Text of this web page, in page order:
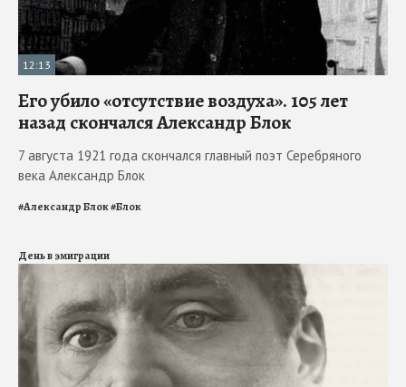
12:13
Его убило «отсутствие воздуха». 105 лет
назад скончался Александр Блок
7 августа 1921 года скончался главный поэт Серебряного
века Александр Блок
#Александр Блок#Блок
День в эмиграции